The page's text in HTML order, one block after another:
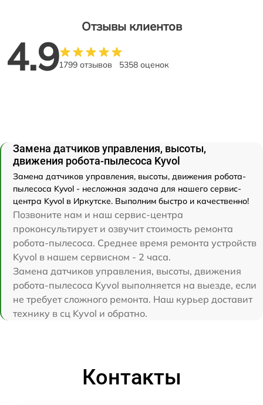
Отзывы клиентов
4.91799 отзывов 5358 оценок
Замена датчиков управления, высоты,
движения робота-пылесоса Kyvol
Замена датчиков управления, высоты, движения робота-
пылесоса Kyvol - несложная задача для нашего сервис-
центра Kyvol в Иркутске. Выполним быстро и качественно!
Позвоните нам и наш сервис-центра
проконсультирует и озвучит стоимость ремонта
робота-пылесоса. Среднее время ремонта устройств
Kyvol в нашем сервисном - 2 часа.
Замена датчиков управления, высоты, движения
робота-пылесоса Kyvol выполняется на выезде, если
не требует сложного ремонта. Наш курьер доставит
технику в сц Kyvol и обратно.
Контакты